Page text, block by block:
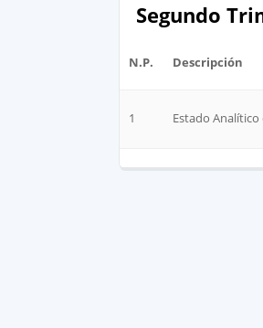
Segundo
N.P. Descripción
1 Estado